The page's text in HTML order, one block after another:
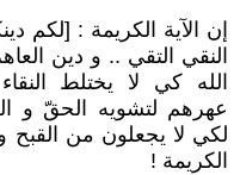
إن الآية الكريمة :
النقي التقي .. و دين
الله كي لا يختلط
عهرهم لتشويه الحقّ و
لكي لا يجعلون من القبح و
الكريمة !